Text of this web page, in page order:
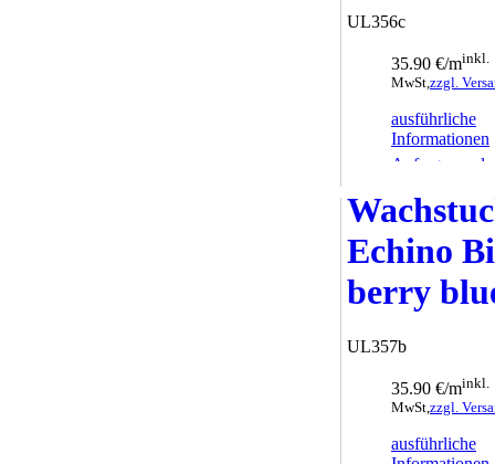
UL356c
35.90 €/minkl.
MwSt, zzgl.
ausführliche
Informationen
Anfrage
Echino
berry
UL357b
35.90 €/minkl.
MwSt, zzgl.
ausführliche